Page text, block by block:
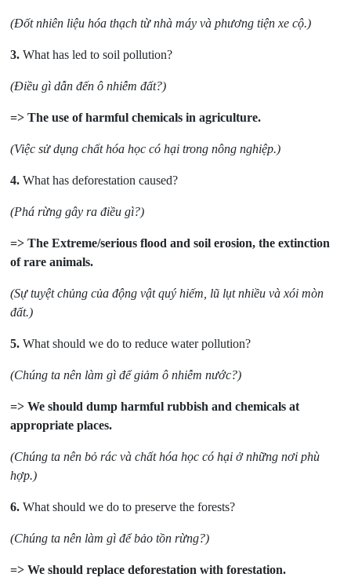
(Đốt nhiên liệu hóa thạch từ nhà máy và phương tiện xe cộ.)
3. What has led to soil pollution?
(Điều gì dẫn đến ô nhiễm đất?)
=> The use of harmful chemicals in agriculture.
(Việc sử dụng chất hóa học có hại trong nông nghiệp.)
4. What has deforestation caused?
(Phá rừng gây ra điều gì?)
=> The Extreme/serious flood and soil erosion, the extinction
of rare animals.
(Sự tuyệt chủng của động vật quý hiếm, lũ lụt nhiều và xói mòn
đất.)
5. What should we do to reduce water pollution?
(Chúng ta nên làm gì để giảm ô nhiễm nước?)
=> We should dump harmful rubbish and chemicals at
appropriate places.
(Chúng ta nên bỏ rác và chất hóa học có hại ở những nơi phù
hợp.)
6. What should we do to preserve the forests?
(Chúng ta nên làm gì để bảo tồn rừng?)
=> We should replace deforestation with forestation.